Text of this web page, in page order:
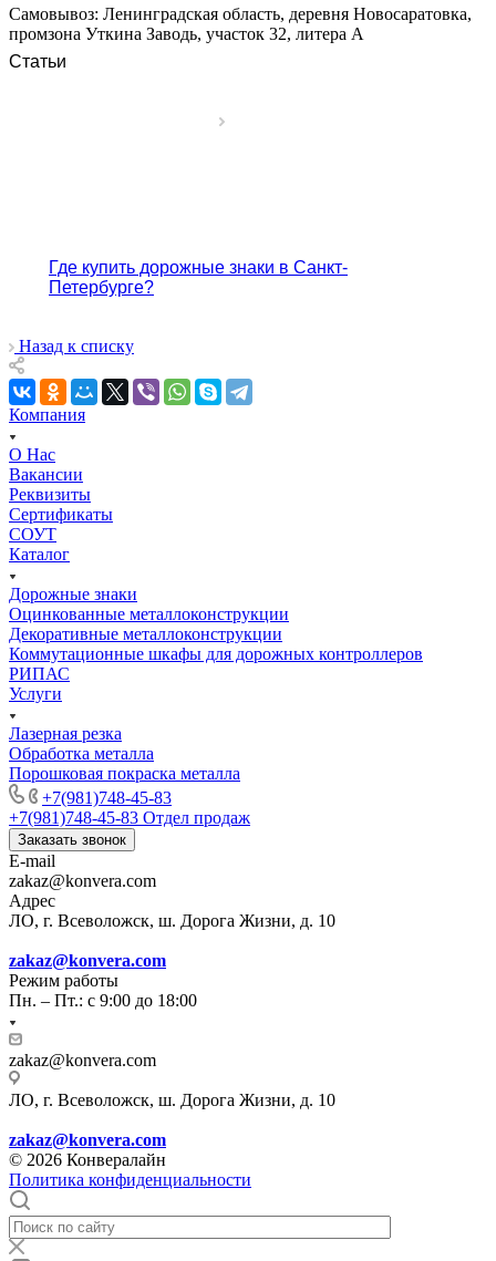
Самовывоз: Ленинградская область, деревня Новосаратовка,
промзона Уткина Заводь, участок 32, литера А
Статьи
Где купить дорожные знаки в Санкт-
Петербурге?
Назад к списку
Компания
О Нас
Вакансии
Реквизиты
Сертификаты
СОУТ
Каталог
Дорожные знаки
Оцинкованные металлоконструкции
Декоративные металлоконструкции
Коммутационные шкафы для дорожных контроллеров
РИПАС
Услуги
Лазерная резка
Обработка металла
Порошковая покраска металла
+7(981)748-45-83
+7(981)748-45-83 Отдел продаж
Заказать звонок
E-mail
zakaz@konvera.com
Адрес
ЛО, г. Всеволожск, ш. Дорога Жизни, д. 10
zakaz@konvera.com
Режим работы
Пн. – Пт.: с 9:00 до 18:00
zakaz@konvera.com
ЛО, г. Всеволожск, ш. Дорога Жизни, д. 10
zakaz@konvera.com
© 2026 Конвералайн
Политика конфиденциальности